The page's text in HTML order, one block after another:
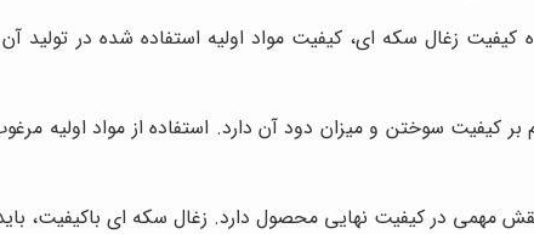
کیفیت زغال سکه ای، کیفیت مواد اولیه استفاده شده در
بر کیفیت سوختن و میزان دود آن دارد. استفاده از مواد
نقش مهمی در کیفیت نهایی محصول دارد. زغال سکه ای باکیفیت،